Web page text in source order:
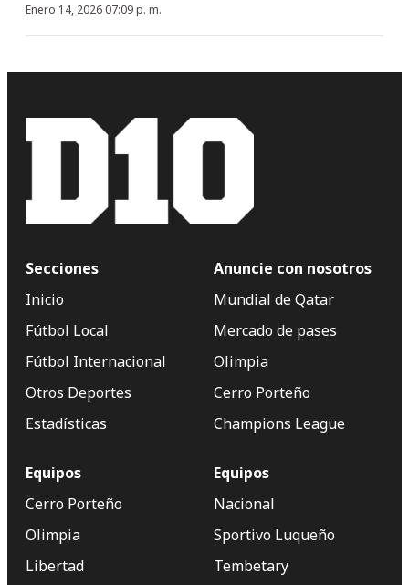
Enero 14, 2026 07:09 p. m.
Secciones
Inicio
Fútbol Local
Fútbol Internacional
Otros Deportes
Estadísticas
Anuncie con nosotros
Mundial de Qatar
Mercado de pases
Olimpia
Cerro Porteño
Champions League
Equipos
Cerro Porteño
Olimpia
Libertad
Equipos
Nacional
Sportivo Luqueño
Tembetary